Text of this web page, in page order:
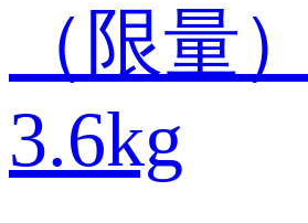
（限量）
3.6kg